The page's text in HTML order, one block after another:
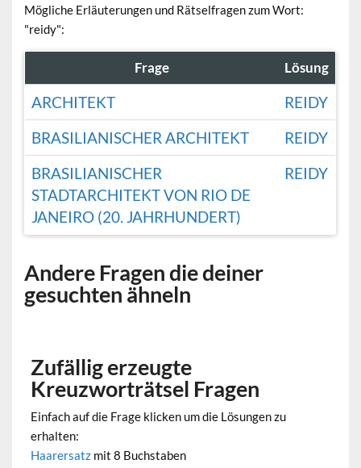
Mögliche Erläuterungen und Rätselfragen zum Wort:
"reidy":
Frage Lösung
ARCHITEKT
REIDY
BRASILIANISCHER ARCHITEKT
REIDY
BRASILIANISCHER
STADTARCHITEKT VON RIO DE
JANEIRO (20. JAHRHUNDERT)
REIDY
Andere Fragen die deiner
gesuchten ähneln
Zufällig erzeugte
Kreuzworträtsel Fragen
Einfach auf die Frage klicken um die Lösungen zu
erhalten:
Haarersatz mit 8 Buchstaben